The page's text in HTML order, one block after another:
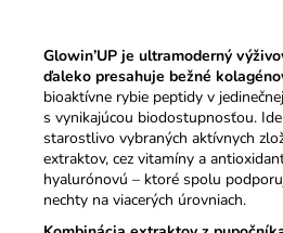
Glowin’UP je ultramoderný
ďaleko presahuje bežné
bioaktívne rybie peptidy v
s vynikajúcou biodostupnosťou.
starostlivo vybraných aktívnych
extraktov, cez vitamíny a
hyalurónovú – ktoré spolu
nechty na viacerých úrovniach.